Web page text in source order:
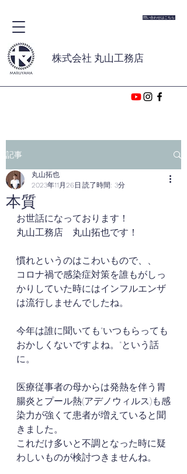
問い合わせはこちら
株式会社 丸山工務店
記事
本質
丸山拓也
2023年11月26日 読了時間: 3分
お世話になっております！
丸山工務店　丸山拓也です！
慣れというのはこわいもので、、
コロナ禍で感染症対策を誰もがしっ
かりしていた時にはインフルエンザ
は流行しませんでしたね。
今年は誰に聞いても"いつもらっても
おかしくないですよね。"という話
に。
医療従事者の母からは発熱を伴う胃
腸炎とプール熱(アデノウィルス)も感
染力が強くて患者が増えていると聞
きました。
これだけ多いと不調となった時に疑
わしいものが検討つきませんね。